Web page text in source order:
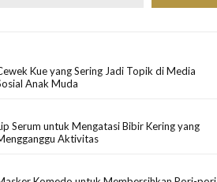
Kue yang Sering Jadi Topik di Media
Anak Muda
Serum untuk Mengatasi Bibir Kering yang
Aktivitas